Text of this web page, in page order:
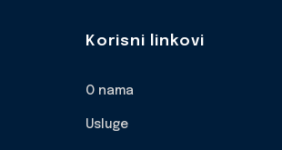
Korisni linkovi
O nama
Usluge